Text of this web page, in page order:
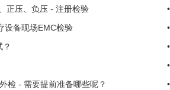
正压、负压 - 注册检验
设备现场EMC检验
检 - 需要提前准备哪些呢？